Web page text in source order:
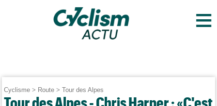
≡
Cyclisme > Route >Tour des Alpes
Tour des Alpes - Chris Harper : «C'est